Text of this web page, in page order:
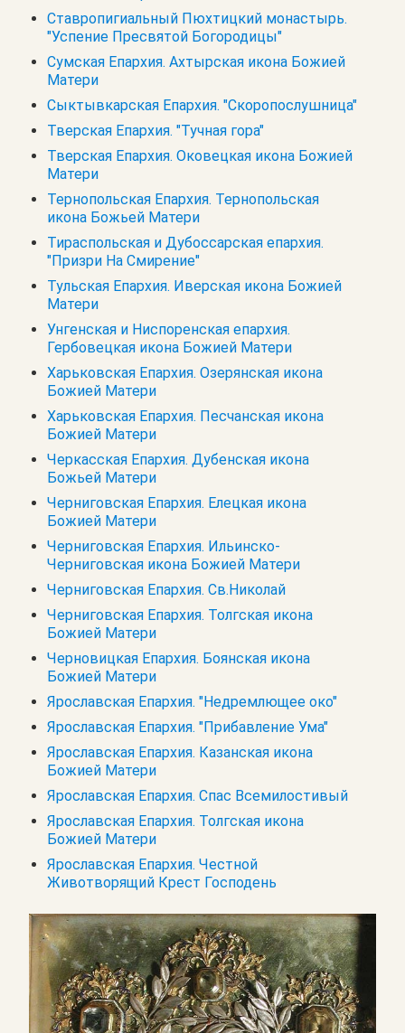
Ставропигиальный Пюхтицкий монастырь.
"Успение Пресвятой Богородицы"
Сумская Епархия. Ахтырская икона Божией
Матери
Сыктывкарская Епархия. "Скоропослушница"
Тверская Епархия. "Тучная гора"
Тверская Епархия. Оковецкая икона Божией
Матери
Тернопольская Епархия. Тернопольская
икона Божьей Матери
Тираспольская и Дубоссарская епархия.
"Призри На Смирение"
Тульская Епархия. Иверская икона Божией
Матери
Унгенская и Ниспоренская епархия.
Гербовецкая икона Божией Матери
Харьковская Епархия. Озерянская икона
Божией Матери
Харьковская Епархия. Песчанская икона
Божией Матери
Черкасская Епархия. Дубенская икона
Божьей Матери
Черниговская Епархия. Елецкая икона
Божией Матери
Черниговская Епархия. Ильинско-
Черниговская икона Божией Матери
Черниговская Епархия. Св.Николай
Черниговская Епархия. Толгская икона
Божией Матери
Черновицкая Епархия. Боянская икона
Божией Матери
Ярославская Епархия. "Недремлющее око"
Ярославская Епархия. "Прибавление Ума"
Ярославская Епархия. Казанская икона
Божией Матери
Ярославская Епархия. Спас Всемилостивый
Ярославская Епархия. Толгская икона
Божией Матери
Ярославская Епархия. Честной
Животворящий Крест Господень